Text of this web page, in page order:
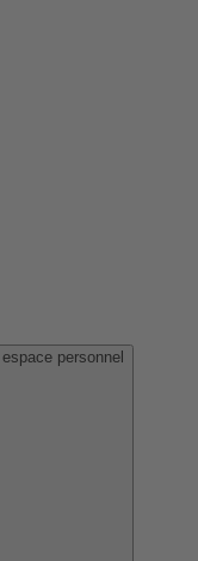
personnel